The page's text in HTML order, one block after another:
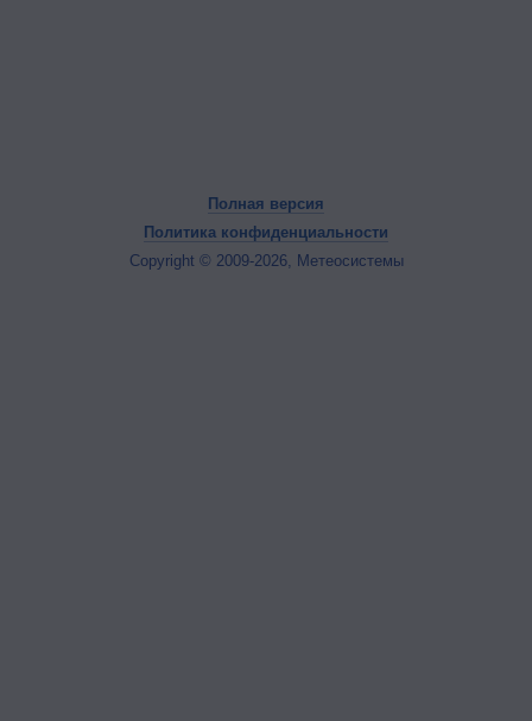
Полная версия
Политика конфиденциальности
Copyright © 2009-2026, Метеосистемы